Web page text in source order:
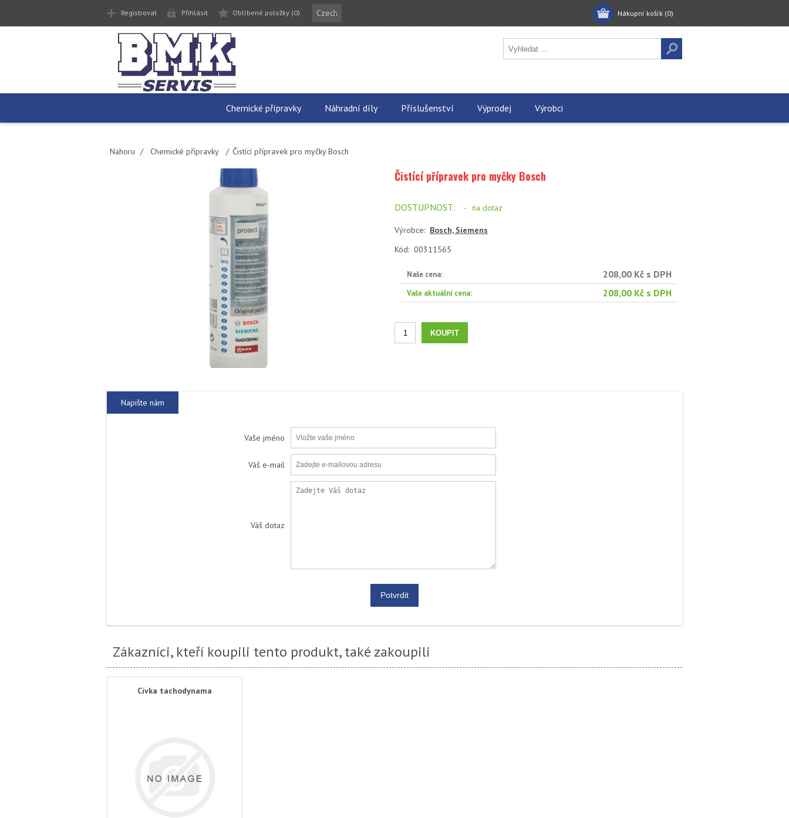
Nákupní košík (0)
Registrovat Přihlásit Oblíbené položky (0) Czech
Chemické přípravky Náhradní díly Příslušenství Výprodej Výrobci
Nahoru / Chemické přípravky / Čistící přípravek pro myčky Bosch
Čistící přípravek pro myčky Bosch
DOSTUPNOST: - na dotaz
Výrobce: Bosch, Siemens
Kód: 00311565
Naše cena: 208,00 Kč s DPH
Vaše aktuální cena: 208,00 Kč s DPH
Napište nám
Vaše jméno
Váš e-mail
Váš dotaz
Zákazníci, kteří koupili tento produkt, také zakoupili
Cívka tachodynama